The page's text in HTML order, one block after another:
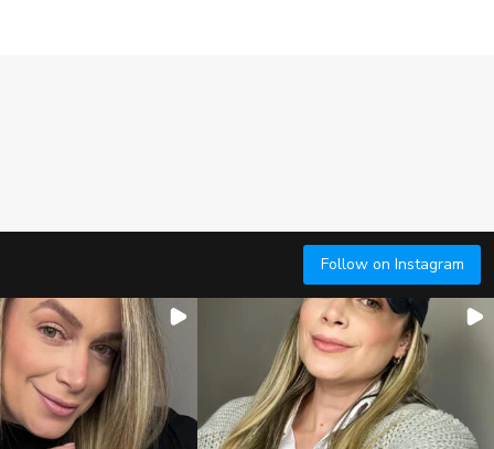
Follow on Instagram